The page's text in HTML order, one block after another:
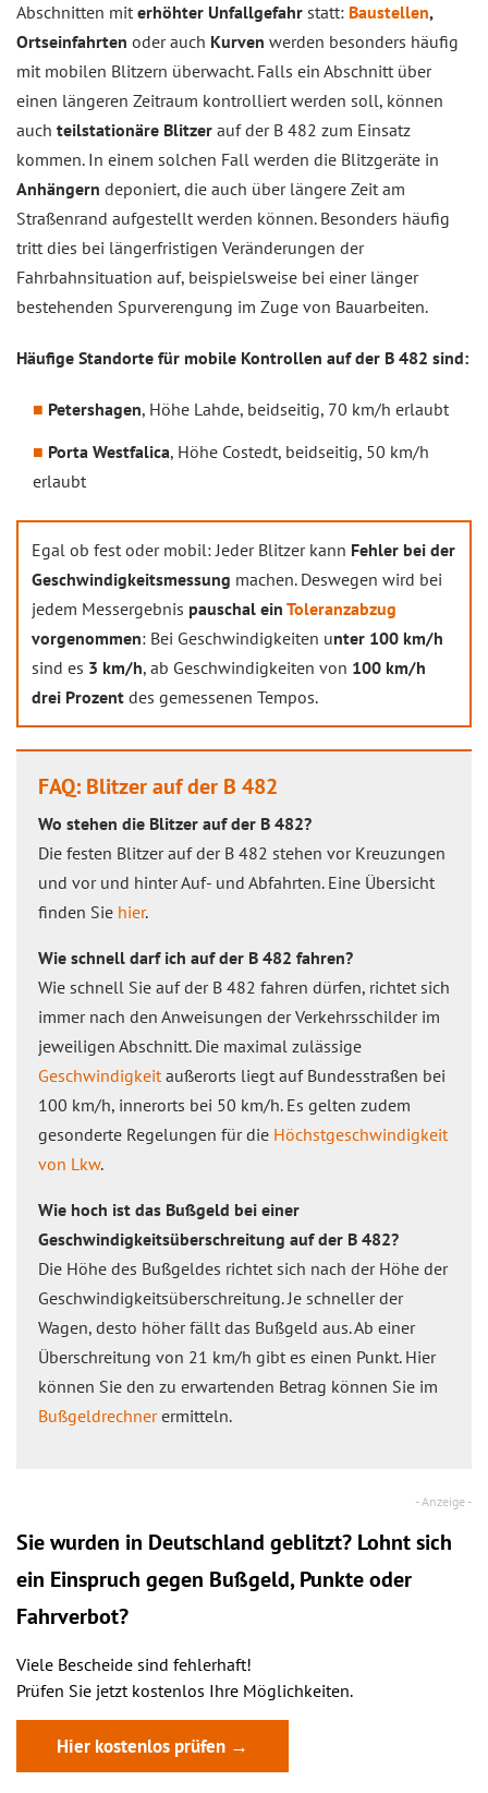
Abschnitten mit erhöhter Unfallgefahr statt: Baustellen,
Ortseinfahrten oder auch Kurven werden besonders häufig
mit mobilen Blitzern überwacht. Falls ein Abschnitt über
einen längeren Zeitraum kontrolliert werden soll, können
auch teilstationäre Blitzer auf der B 482 zum Einsatz
kommen. In einem solchen Fall werden die Blitzgeräte in
Anhängern deponiert, die auch über längere Zeit am
Straßenrand aufgestellt werden können. Besonders häufig
tritt dies bei längerfristigen Veränderungen der
Fahrbahnsituation auf, beispielsweise bei einer länger
bestehenden Spurverengung im Zuge von Bauarbeiten.
Häufige Standorte für mobile Kontrollen auf der B 482 sind:
Petershagen, Höhe Lahde, beidseitig, 70 km/h erlaubt
Porta Westfalica, Höhe Costedt, beidseitig, 50 km/h
erlaubt
Egal ob fest oder mobil: Jeder Blitzer kann Fehler bei der
Geschwindigkeitsmessung machen. Deswegen wird bei
jedem Messergebnis pauschal ein Toleranzabzug
vorgenommen: Bei Geschwindigkeiten unter 100 km/h
sind es 3 km/h, ab Geschwindigkeiten von 100 km/h
drei Prozent des gemessenen Tempos.
FAQ: Blitzer auf der B 482
Wo stehen die Blitzer auf der B 482?
Die festen Blitzer auf der B 482 stehen vor Kreuzungen
und vor und hinter Auf- und Abfahrten. Eine Übersicht
finden Sie hier.
Wie schnell darf ich auf der B 482 fahren?
Wie schnell Sie auf der B 482 fahren dürfen, richtet sich
immer nach den Anweisungen der Verkehrsschilder im
jeweiligen Abschnitt. Die maximal zulässige
Geschwindigkeitaußerorts liegt auf Bundesstraßen bei
100 km/h, innerorts bei 50 km/h. Es gelten zudem
gesonderte Regelungen für die Höchstgeschwindigkeit
von Lkw.
Wie hoch ist das Bußgeld bei einer
Geschwindigkeitsüberschreitung auf der B 482?
Die Höhe des Bußgeldes richtet sich nach der Höhe der
Geschwindigkeitsüberschreitung. Je schneller der
Wagen, desto höher fällt das Bußgeld aus. Ab einer
Überschreitung von 21 km/h gibt es einen Punkt. Hier
können Sie den zu erwartenden Betrag können Sie im
Bußgeldrechnerermitteln.
Sie wurden in Deutschland geblitzt? Lohnt sich
ein Einspruch gegen Bußgeld, Punkte oder
Fahrverbot?
Viele Bescheide sind fehlerhaft!
Prüfen Sie jetzt kostenlos Ihre Möglichkeiten.
Hier kostenlos prüfen →